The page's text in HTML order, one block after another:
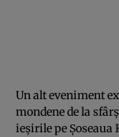
Un alt eveniment
mondene de la
ieşirile pe Şoseaua